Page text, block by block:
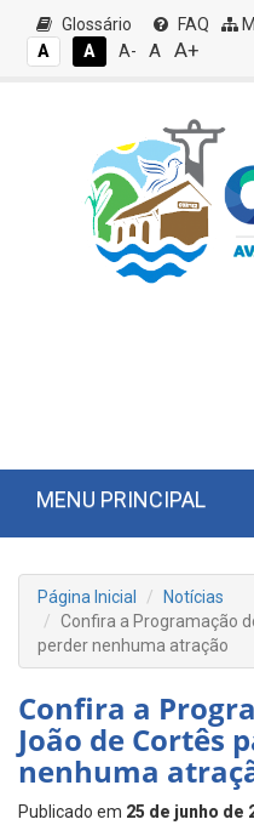
Glossário FAQ
A
A A- A A+
MENU PRINCIPAL
Página Inicial
Notícias
Confira a Programação
perder nenhuma atração
Confira a
João de Cortês
nenhuma
Publicado em 25 de junho de